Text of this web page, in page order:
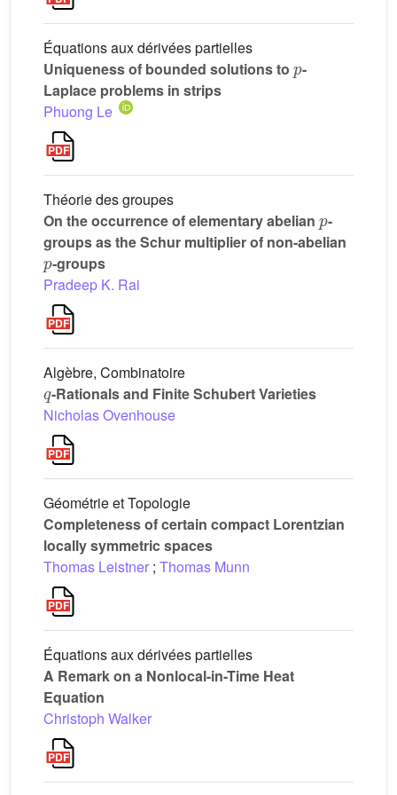
Équations aux dérivées partielles
Uniqueness of bounded solutions to
-
Laplace problems in strips
Phuong Le
Théorie des groupes
On the occurrence of elementary abelian
-
groups as the Schur multiplier of non-abelian
p
-groups
Pradeep K. Rai
Algèbre, Combinatoire
q
-Rationals and Finite Schubert Varieties
Nicholas Ovenhouse
Géométrie et Topologie
Completeness of certain compact Lorentzian
locally symmetric spaces
Thomas Leistner ; Thomas Munn
Équations aux dérivées partielles
A Remark on a Nonlocal-in-Time Heat
Equation
Christoph Walker